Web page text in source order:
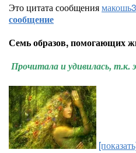
Это цитата сообщения
сообщение
Семь образов, помогающих
Прочитала и удивилась,